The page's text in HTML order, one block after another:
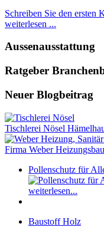
Schreiben Sie den ersten
weiterlesen ...
Aussenausstattung
Ratgeber
Neuer Blogbeitrag
Tischlerei Nösel
Firma Weber
Pollenschutz für
weiterlesen...
Baustoff Holz